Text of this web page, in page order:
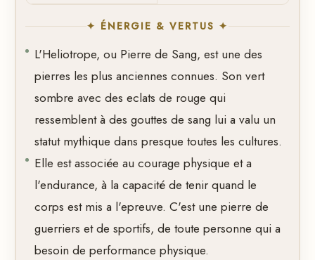
✦ ÉNERGIE & VERTUS ✦
L'Heliotrope, ou Pierre de Sang, est une des
pierres les plus anciennes connues. Son vert
sombre avec des eclats de rouge qui
ressemblent à des gouttes de sang lui a valu un
statut mythique dans presque toutes les cultures.
Elle est associée au courage physique et a
l'endurance, à la capacité de tenir quand le
corps est mis a l'epreuve. C'est une pierre de
guerriers et de sportifs, de toute personne qui a
besoin de performance physique.